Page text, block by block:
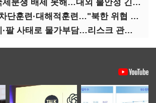
윤 대통령 "국제분쟁 배제 못해…대외 불안정 긴밀대응"
한미일, 해양차단훈련·대해적훈련…"북한 위협 억제"
윤 대통령 "이·팔 사태로 물가부담…리스크 관리 만전 기해야"